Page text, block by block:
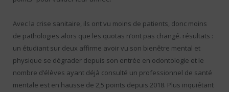
Avec la crise sanitaire, ils ont vu moins de patients, donc moins
de pathologies alors que les quotas n’ont pas changé. résultats :
un étudiant sur deux affirme avoir vu son bienêtre mental et
physique se dégrader depuis son entrée en odontologie et le
nombre d’élèves ayant déjà consulté un professionnel de santé
mentale est en hausse de 2,5 points depuis 2018. Plus inquiétant